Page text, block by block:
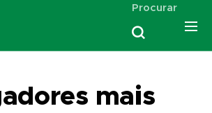
Procurar
mais